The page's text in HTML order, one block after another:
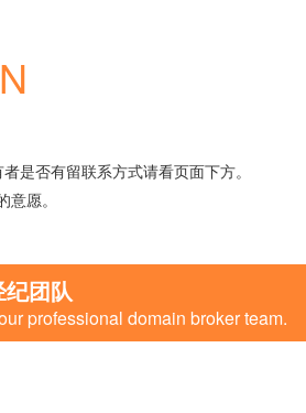
是否有留联系方式请看页面下方。
愿。
团队
professional domain broker team.